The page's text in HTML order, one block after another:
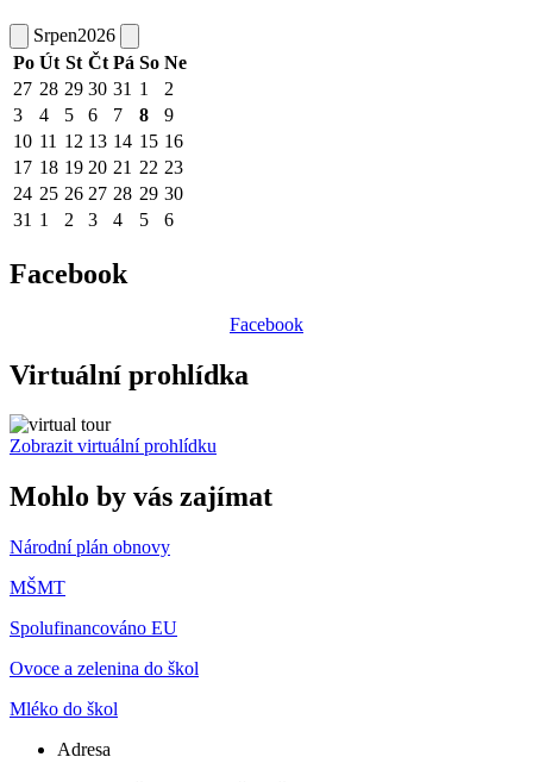
Srpen2026
Po Út St Čt Pá So Ne
27 28 29 30 31 1
2
3
4 5 6 7 8
9
10 11 12 13 14 15 16
17 18 19 20 21 22 23
24 25 26 27 28 29 30
31 1 2 3 4 5 6
Facebook
Facebook
Virtuální prohlídka
Zobrazit virtuální prohlídku
Mohlo by vás zajímat
Národní plán obnovy
MŠMT
Spolufinancováno EU
Ovoce a zelenina do škol
Mléko do škol
Adresa